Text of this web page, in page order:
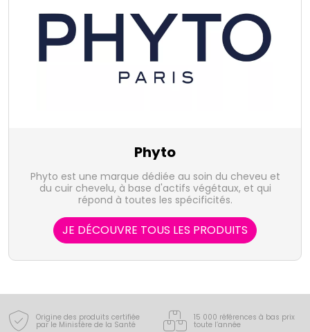
Phyto
Phyto est une marque dédiée au soin du cheveu et
du cuir chevelu, à base d'actifs végétaux, et qui
répond à toutes les spécificités.
JE DÉCOUVRE TOUS LES PRODUITS
Origine des produits certifiée
par le Ministère de la Santé
15 000 références à bas prix
toute l’année